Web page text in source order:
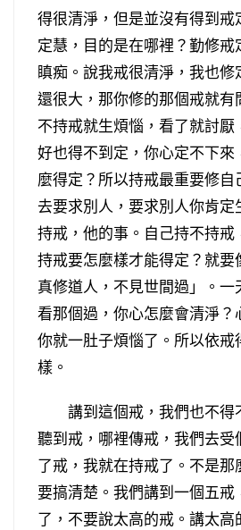
得很清淨，但是並沒有得到戒
定慧，目的是在哪裡？勤修戒
瞋痴。說我戒很清淨，我也修
還很大，那你修的那個戒就有
不持戒就生煩惱，看了就討厭
好也得不到定，你心定不下來
麼得定？所以持戒最重要修自
去要求別人，要求別人你肯定
持戒，他的事。自己持不持戒
持戒要怎麼樣才能得定？就要
真修道人，不見世間過」。一
看那個過，你心怎麼會清淨？
你就一肚子煩惱了。所以依戒
樣。
講到這個戒，我們也不得
聽到戒，哪裡傳戒，我們去受
了戒，我就在持戒了。不是那
要搞清楚。我們講到一個五戒
了，不要說太高的戒。講太高